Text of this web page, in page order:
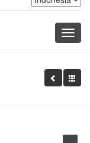
Toggle